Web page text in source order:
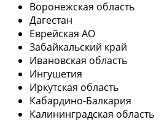
Воронежская область
Дагестан
Еврейская АО
Забайкальский край
Ивановская область
Ингушетия
Иркутская область
Кабардино-Балкария
Калининградская область